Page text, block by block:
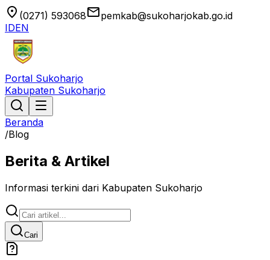
location_on (0271) 593068emailpemkab@sukoharjokab.go.id
IDEN
Portal Sukoharjo
Kabupaten Sukoharjo
Beranda
/Blog
Berita & Artikel
Informasi terkini dari Kabupaten Sukoharjo
Cari